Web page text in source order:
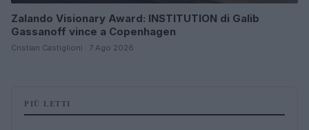
Zalando Visionary Award: INSTITUTION di Galib
Gassanoff vince a Copenhagen
Cristian Castiglioni · 7 Ago 2026
PIÙ LETTI